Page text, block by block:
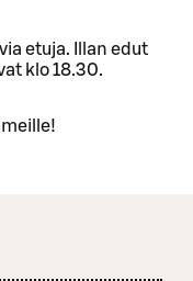
etuja. Illan edut
klo 18.30.